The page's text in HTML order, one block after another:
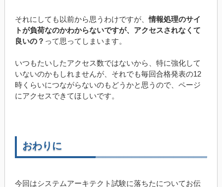
それにしても以前から思うわけですが、情報処理のサイ
トが負荷なのかわからないですが、アクセスされなくて
良いの？ って思ってしまいます。
いつもたいしたアクセス数ではないから、特に強化して
いないのかもしれませんが、それでも毎回合格発表の12
時くらいにつながらないのもどうかと思うので、ページ
にアクセスできてほしいです。
おわりに
今回はシステムアーキテクト試験に落ちたについてお伝